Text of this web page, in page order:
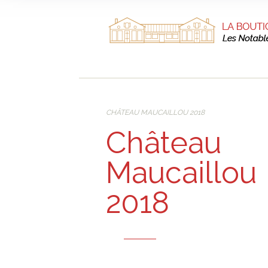
CHÂTEAU MAUCAILLOU 2018
Château
Maucaillou
2018